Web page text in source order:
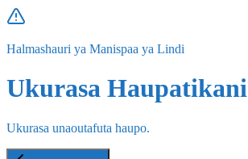
Halmashauri ya Manispaa ya Lindi
Ukurasa Haupatikani
Ukurasa unaoutafuta haupo.